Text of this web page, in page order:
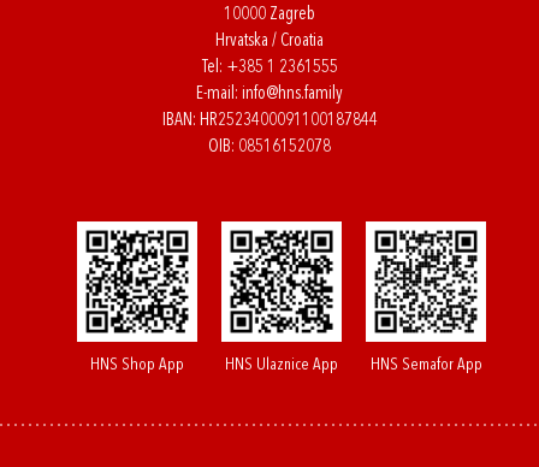
10000 Zagreb
Hrvatska / Croatia
Tel: +385 1 2361555
E-mail: info@hns.family
IBAN: HR2523400091100187844
OIB: 08516152078
HNS Shop App HNS Ulaznice App HNS Semafor App